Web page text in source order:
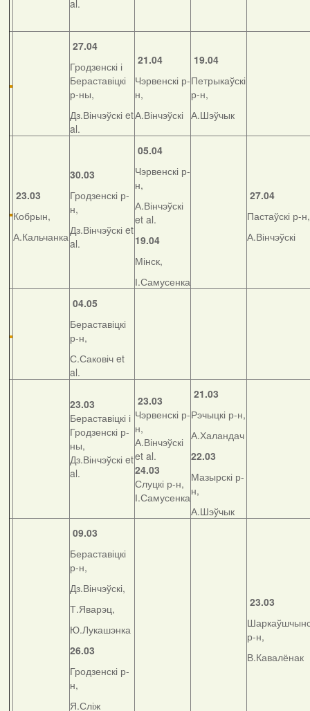
al.
27.04
Гродзенскі і
Бераставіцкі
р-ны,
Дз.Вінчэўскі et
al.
21.04
Чэрвенскі р-
н,
А.Вінчэўскі
19.04
Петрыкаўскі
р-н,
А.Шэўчык
23.03
Кобрын,
А.Кальчанка
30.03
Гродзенскі р-
н,
Дз.Вінчэўскі et
al.
05.04
Чэрвенскі р-
н,
А.Вінчэўскі
et al.
19.04
Мінск,
І.Самусенка
27.04
Пастаўскі р-н,
А.Вінчэўскі
04.05
Бераставіцкі
р-н,
С.Саковіч et
al.
23.03
Бераставіцкі і
Гродзенскі р-
ны,
Дз.Вінчэўскі et
al.
23.03
Чэрвенскі р-
н,
А.Вінчэўскі
et al.
24.03
Слуцкі р-н,
І.Самусенка
21.03
Рэчыцкі р-н,
А.Халандач
22.03
Мазырскі р-
н,
А.Шэўчык
09.03
Бераставіцкі
р-н,
Дз.Вінчэўскі,
Т.Яварэц,
Ю.Лукашэнка
26.03
Гродзенскі р-
н,
Я.Сліж
23.03
р-н,
В.Кавалёнак